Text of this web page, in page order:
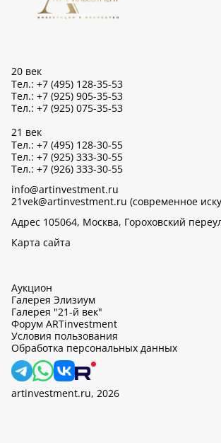
20 век
Тел.: +7 (495) 128-35-53
Тел.: +7 (925) 905-35-53
Тел.: +7 (925) 075-35-53
21 век
Тел.: +7 (495) 128-30-55
Тел.: +7 (925) 333-30-55
Тел.: +7 (926) 333-30-55
info@artinvestment.ru
21vek@artinvestment.ru (современное
Адрес 105064, Москва, Гороховский
Карта сайта
Аукцион
Галерея Элизиум
Галерея "21-й век"
Форум ARTinvestment
Условия пользования
Обработка персональных данных
artinvestment.ru, 2026